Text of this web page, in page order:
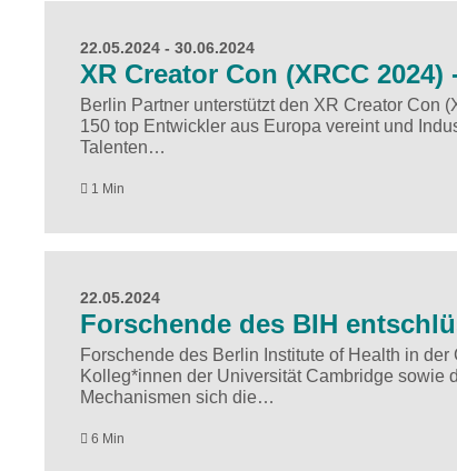
22.05.2024 - 30.06.2024
XR Creator Con (XRCC 2024)
Berlin Partner unterstützt den XR Creator Con
150 top Entwickler aus Europa vereint und
Talenten…
1 Min
22.05.2024
Forschende des BIH
Forschende des Berlin Institute of Health in
Kolleg*innen der Universität Cambridge sowie
Mechanismen sich die…
6 Min